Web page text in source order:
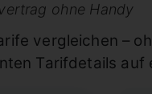
ohne Handy
vergleichen –
Tarifdetails auf